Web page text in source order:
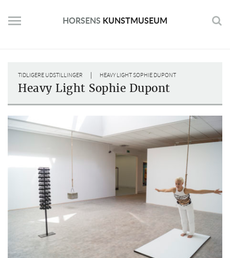
content
HORSENS KUNSTMUSEUM
TIDLIGERE UDSTILLINGER | HEAVY LIGHT SOPHIE DUPONT
Heavy Light Sophie Dupont